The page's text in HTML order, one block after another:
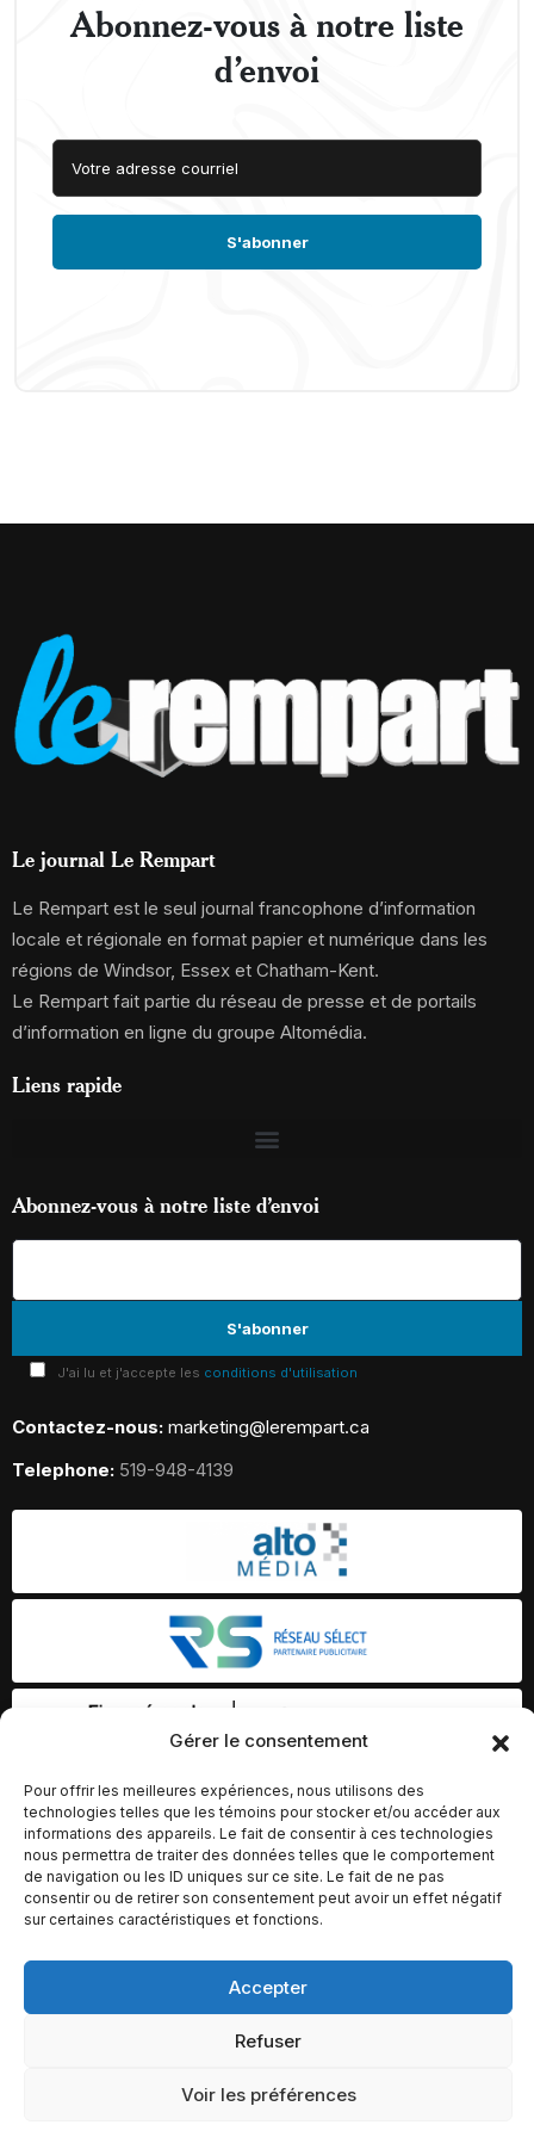
Gérer le consentement
Pour offrir les meilleures expériences, nous utilisons des
technologies telles que les témoins pour stocker et/ou accéder aux
informations des appareils. Le fait de consentir à ces technologies
nous permettra de traiter des données telles que le comportement
de navigation ou les ID uniques sur ce site. Le fait de ne pas
consentir ou de retirer son consentement peut avoir un effet négatif
sur certaines caractéristiques et fonctions.
Accepter
Refuser
Voir les préférences
Abonnez-vous à notre liste
d’envoi
Le journal Le Rempart
Le Rempart est le seul journal francophone d’information
locale et régionale en format papier et numérique dans les
régions de Windsor, Essex et Chatham-Kent.
Le Rempart fait partie du réseau de presse et de portails
d’information en ligne du groupe Altomédia.
Liens rapide
Abonnez-vous à notre liste d’envoi
J'ai lu et j'accepte les conditions d'utilisation
Contactez-nous: marketing@lerempart.ca
Telephone: 519-948-4139
© Copyright 2026 – Altomédia Inc |